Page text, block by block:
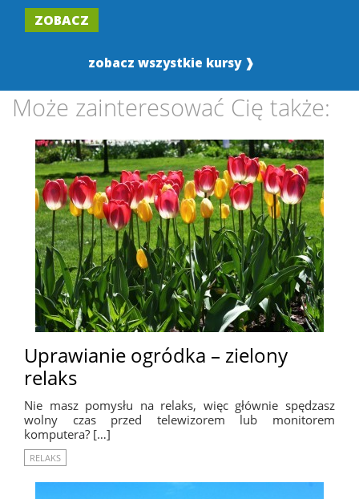
ZOBACZ
zobacz wszystkie kursy ❱
Może zainteresować Cię także:
Uprawianie ogródka – zielony
relaks
Nie masz pomysłu na relaks, więc głównie spędzasz
wolny czas przed telewizorem lub monitorem
komputera? […]
RELAKS